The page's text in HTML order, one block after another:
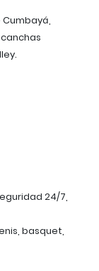
canchas
24/7,
basquet,